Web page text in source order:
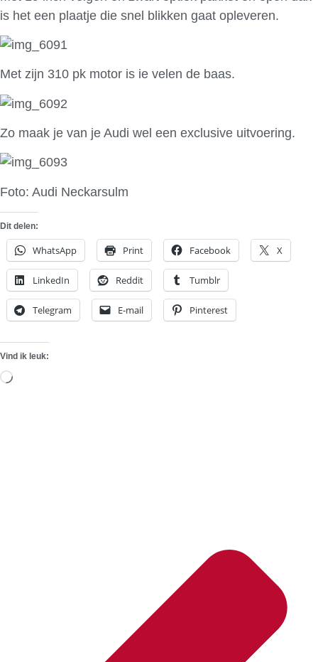
is het een plaatje die snel blikken gaat opleveren.
Met zijn 310 pk motor is ie velen de baas.
Zo maak je van je Audi wel een exclusive uitvoering.
Foto: Audi Neckarsulm
Dit delen:
WhatsApp Print Facebook X
LinkedIn Reddit Tumblr
Telegram E-mail Pinterest
Vind ik leuk:
Aan